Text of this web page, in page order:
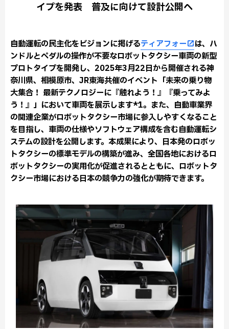
イプを発表 普及に向けて設計公開へ
自動運転の民主化をビジョンに掲げるティアフォー
は、ハ
ンドルとペダルの操作が不要なロボットタクシー車両の新型
プロトタイプを開発し、2025年3月22日から開催される神
奈川県、相模原市、JR東海共催のイベント「未来の乗り物
大集合！ 最新テクノロジーに『触れよう！』『乗ってみよ
う！』」において車両を展示します*1。また、自動車業界
の関連企業がロボットタクシー市場に参入しやすくなること
を目指し、車両の仕様やソフトウェア構成を含む自動運転シ
ステムの設計を公開します。本成果により、日本発のロボッ
トタクシーの標準モデルの構築が進み、全国各地におけるロ
ボットタクシーの実用化が促進されるとともに、ロボットタ
クシー市場における日本の競争力の強化が期待できます。